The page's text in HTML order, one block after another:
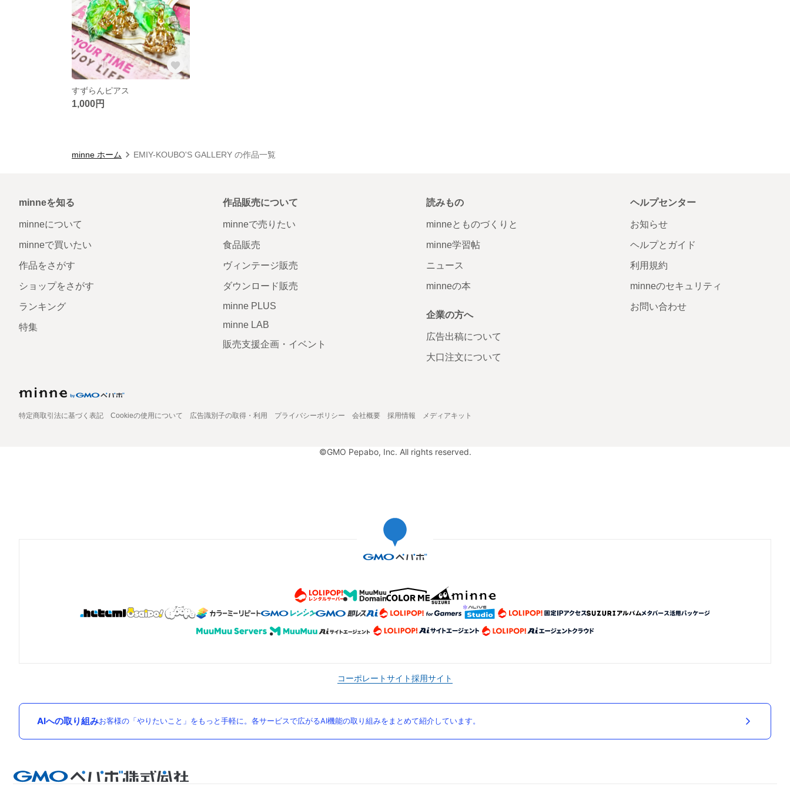
すずらんピアス
1,000円
minne ホーム EMIY-KOUBO'S GALLERY の作品一覧
minneを知る
minneについて
minneで買いたい
作品をさがす
ショップをさがす
ランキング
特集
作品販売について
minneで売りたい
食品販売
ヴィンテージ販売
ダウンロード販売
minne PLUS
minne LAB
販売支援企画・イベント
読みもの
minneとものづくりと
minne学習帖
ニュース
minneの本
企業の方へ
広告出稿について
大口注文について
ヘルプセンター
お知らせ
ヘルプとガイド
利用規約
minneのセキュリティ
お問い合わせ
特定商取引法に基づく表記 Cookieの使用について 広告識別子の取得・利用 プライバシーポリシー 会社概要 採用情報 メディアキット
©GMO Pepabo, Inc. All rights reserved.
コーポレートサイト採用サイト
AIへの取り組みお客様の「やりたいこと」をもっと手軽に。各サービスで広がるAI機能の取り組みをまとめて紹介しています。